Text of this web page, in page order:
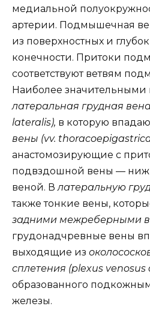
медиальной
артерии. Подмышечная
из поверхностных и
конечности. Притоки
соответствуют ветвям
Наиболее значительными
латеральная грудная
lateralis), в которую
вены (vv.
анастомозирующие с
подвздошной вены —
веной. Влатеральную
также тонкие вены,
задними межреберными
грудонадчревные вены
выходящие из
сплетения (plexus venosus
образованного
железы.